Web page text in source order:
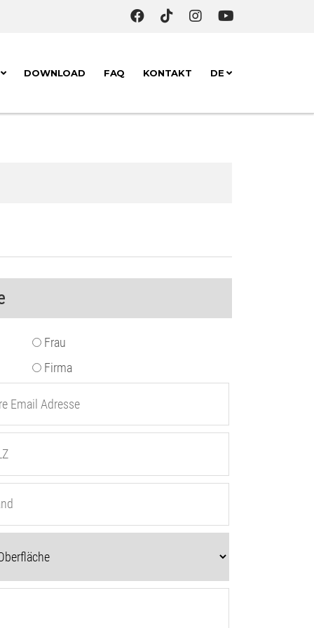
DOWNLOAD FAQ KONTAKT DE
Frau
Firma